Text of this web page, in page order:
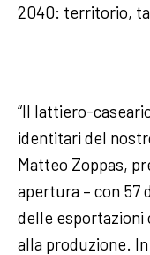
2040: territorio,
“Il lattiero-
identitari del
Matteo Zoppas,
apertura – con 57
delle esportazioni
alla produzione.